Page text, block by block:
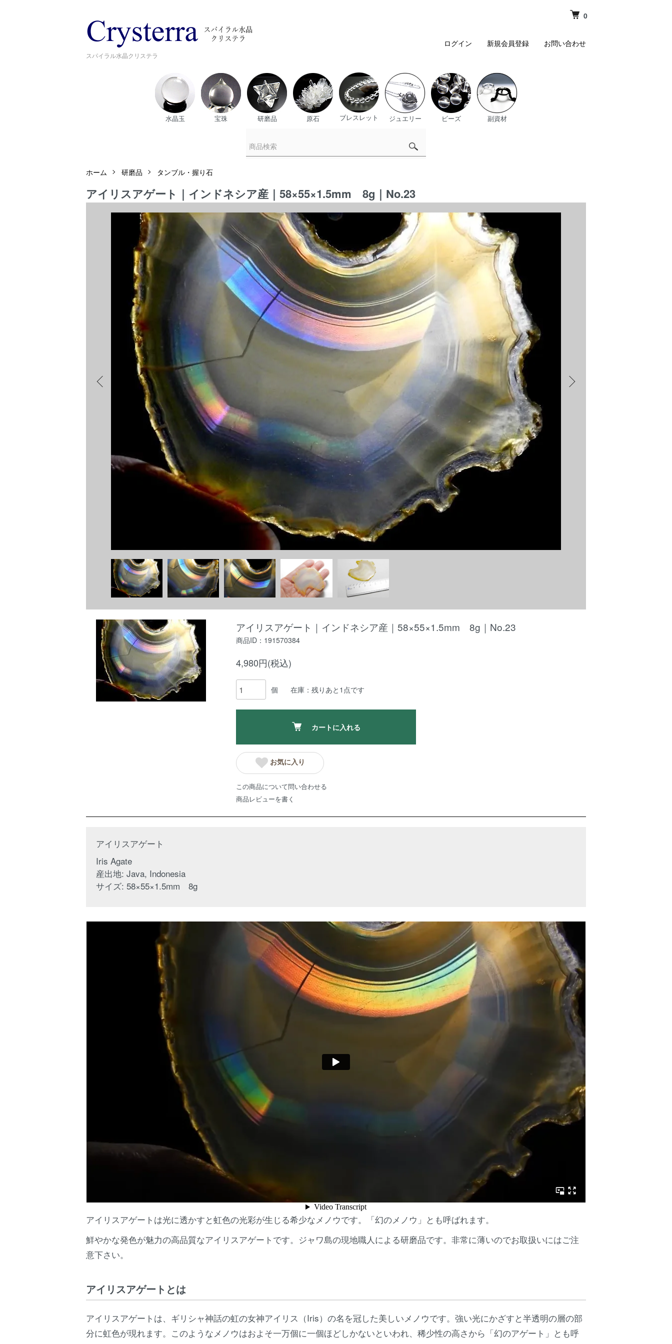
スパイラル水晶クリステラ
0
ログイン 新規会員登録 お問い合わせ
水晶玉 宝珠 研磨品 原石 ブレスレット ジュエリー ビーズ 副資材
ホーム 研磨品 タンブル・握り石
アイリスアゲート｜インドネシア産｜58×55×1.5mm 8g｜No.23
アイリスアゲート｜インドネシア産｜58×55×1.5mm 8g｜No.23
商品ID：191570384
4,980円(税込)
個 在庫：残りあと1点です
カートに入れる
お気に入り
この商品について問い合わせる
商品レビューを書く
アイリスアゲート
Iris Agate
産出地: Java, Indonesia
サイズ: 58×55×1.5mm 8g
アイリスアゲートは光に透かすと虹色の光彩が生じる希少なメノウです。「幻のメノウ」とも呼ばれます。
鮮やかな発色が魅力の高品質なアイリスアゲートです。ジャワ島の現地職人による研磨品です。非常に薄いのでお取扱いにはご注
意下さい。
アイリスアゲートとは
アイリスアゲートは、ギリシャ神話の虹の女神アイリス（Iris）の名を冠した美しいメノウです。強い光にかざすと半透明の層の部
分に虹色が現れます。このようなメノウはおよそ一万個に一個ほどしかないといわれ、稀少性の高さから「幻のアゲート」とも呼